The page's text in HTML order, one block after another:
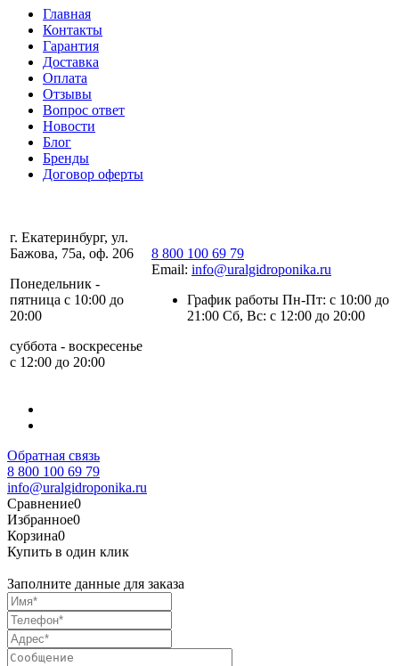
Главная
Контакты
Гарантия
Доставка
Оплата
Отзывы
Вопрос ответ
Новости
Блог
Бренды
Договор оферты
г. Екатеринбург, ул.
Бажова, 75а, оф. 206
Понедельник -
пятница с 10:00 до
20:00
суббота - воскресенье
с 12:00 до 20:00
8 800 100 69 79
Email: info@uralgidroponika.ru
График работы Пн-Пт: с 10:00 до
21:00 Сб, Вс: с 12:00 до 20:00
Обратная связь
8 800 100 69 79
info@uralgidroponika.ru
Сравнение0
Избранное0
Корзина0
Купить в один клик
Заполните данные для заказа